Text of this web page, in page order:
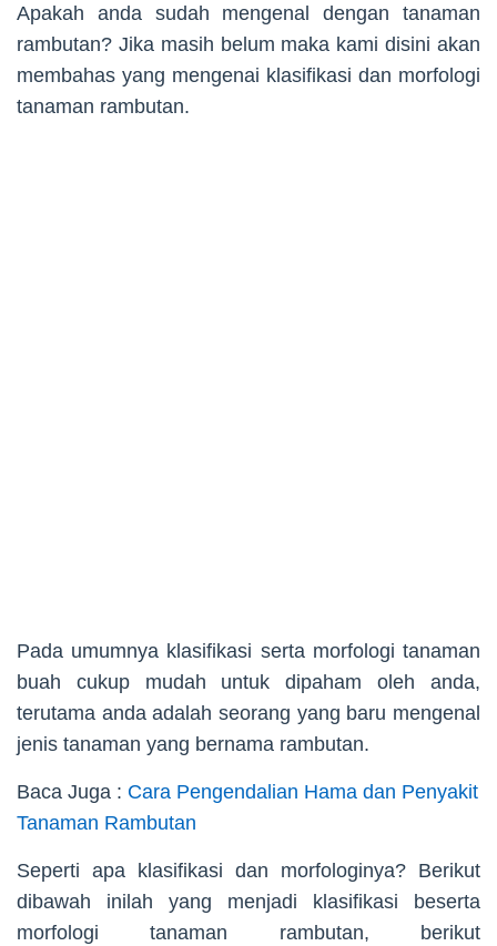
Apakah anda sudah mengenal dengan tanaman
rambutan? Jika masih belum maka kami disini akan
membahas yang mengenai klasifikasi dan morfologi
tanaman rambutan.
Pada umumnya klasifikasi serta morfologi tanaman
buah cukup mudah untuk dipaham oleh anda,
terutama anda adalah seorang yang baru mengenal
jenis tanaman yang bernama rambutan.
Baca Juga : Cara Pengendalian Hama dan Penyakit
Tanaman Rambutan
Seperti apa klasifikasi dan morfologinya? Berikut
dibawah inilah yang menjadi klasifikasi beserta
morfologi tanaman rambutan, berikut